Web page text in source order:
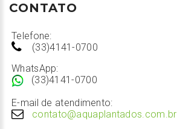
CONTATO
Telefone:
(33)4141-0700
WhatsApp:
(33)4141-0700
E-mail de atendimento:
contato@aquaplantados.com.br